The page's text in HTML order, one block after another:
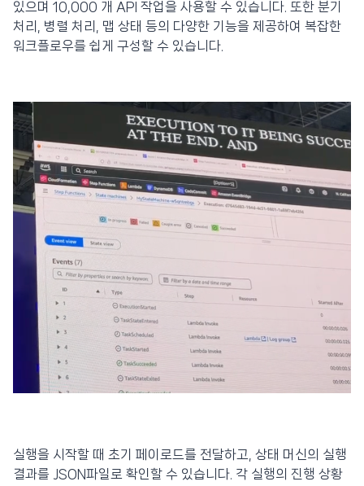
있으며 10,000 개 API 작업을 사용할 수 있습니다. 또한 분기
처리, 병렬 처리, 맵 상태 등의 다양한 기능을 제공하여 복잡한
워크플로우를 쉽게 구성할 수 있습니다.
실행을 시작할 때 초기 페이로드를 전달하고, 상태 머신의 실행
결과를 JSON파일로 확인할 수 있습니다. 각 실행의 진행 상황